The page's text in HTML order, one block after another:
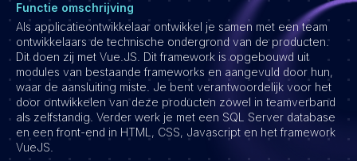
Functie omschrijving
Als applicatieontwikkelaar ontwikkel je samen met een team
ontwikkelaars de technische ondergrond van de producten.
Dit doen zij met Vue.JS. Dit framework is opgebouwd uit
modules van bestaande frameworks en aangevuld door hun,
waar de aansluiting miste. Je bent verantwoordelijk voor het
door ontwikkelen van deze producten zowel in teamverband
als zelfstandig. Verder werk je met een SQL Server database
en een front-end in HTML, CSS, Javascript en het framework
VueJS.